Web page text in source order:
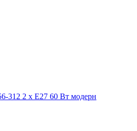
312 2 х Е27 60 Вт модерн